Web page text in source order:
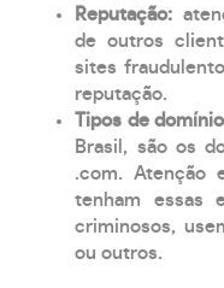
Reputação:
de outros
sites
reputação.
Tipos de
Brasil, são os
.com. Atenção
tenham essas
criminosos,
ou outros.